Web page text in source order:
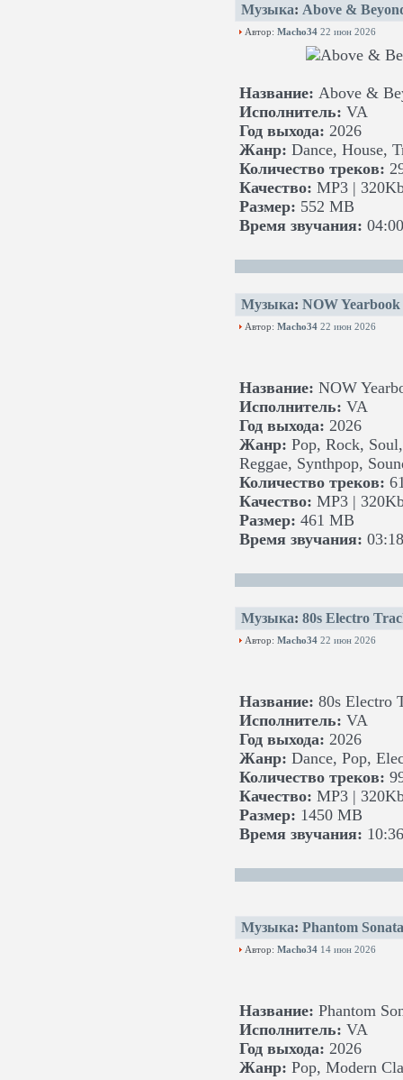
Музыка: Above &
Автор: Macho34 22 июн 2026
Название: Above &
Исполнитель: VA
Год выхода: 2026
Жанр: Dance, House,
Количество треков:
Качество: MP3 |
Размер: 552 MB
Время звучания:
Музыка: NOW
Автор: Macho34 22 июн 2026
Название: NOW
Исполнитель: VA
Год выхода: 2026
Жанр: Pop, Rock,
Reggae, Synthpop,
Количество треков:
Качество: MP3 |
Размер: 461 MB
Время звучания:
Музыка: 80s Electro
Автор: Macho34 22 июн 2026
Название: 80s Electro
Исполнитель: VA
Год выхода: 2026
Жанр: Dance, Pop,
Количество треков:
Качество: MP3 |
Размер: 1450 MB
Время звучания:
Музыка: Phantom Sonata
Автор: Macho34 14 июн 2026
Название: Phantom
Исполнитель: VA
Год выхода: 2026
Жанр: Pop, Modern